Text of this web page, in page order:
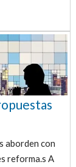
aborden con
reforma.s A